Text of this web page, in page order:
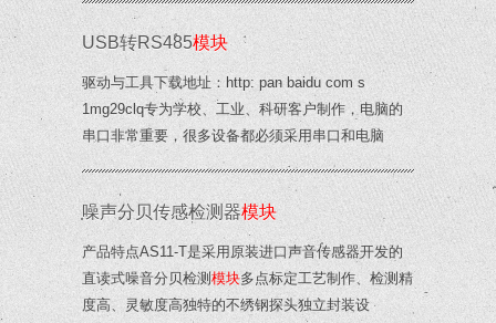
USB转RS485模块
驱动与工具下载地址：http: pan baidu com s
1mg29clq专为学校、工业、科研客户制作，电脑的
串口非常重要，很多设备都必须采用串口和电脑
噪声分贝传感检测器模块
产品特点AS11-T是采用原装进口声音传感器开发的
直读式噪音分贝检测 模块多点标定工艺制作、检测精
度高、灵敏度高独特的不绣钢探头独立封装设